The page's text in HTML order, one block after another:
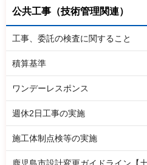
公共工事（技術管理関連）
工事、委託の検査に関すること
積算基準
ワンデーレスポンス
週休2日工事の実施
施工体制点検等の実施
鹿児島市設計変更ガイドライン【